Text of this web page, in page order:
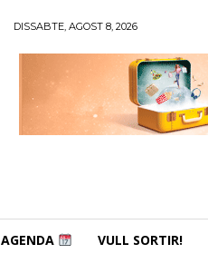
DISSABTE, AGOST 8, 2026
AGENDA VULL SORTIR!